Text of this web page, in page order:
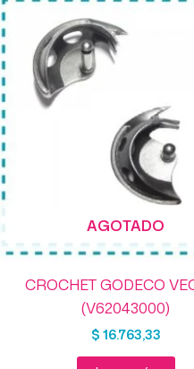
AGOTADO
CROCHET GODECO
(V62043000)
$16.763,33